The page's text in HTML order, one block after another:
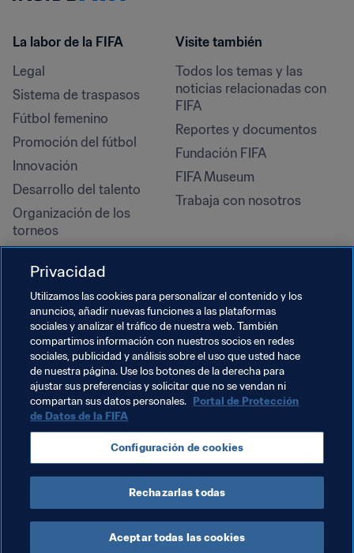
La labor de la FIFA
Legal
Sistema de traspasos
Fútbol femenino
Promoción del fútbol
Innovación
Desarrollo del talento
Organización de los
torneos
Derechos humanos y lucha
contra la discriminación
Salud y atención médica
Iniciativas educativas
Visite también
Todos los temas y las
noticias relacionadas con
FIFA
Reportes y documentos
Fundación FIFA
FIFA Museum
Trabaja con nosotros
TÉRMINOS DE SERVICIO
PORTAL DE PROTECCIÓN DE DATOS DE LA FIFA
DESCÁRGALO
CONFIGURACIÓN DE COOKIES
Copyright © 1994 - 2025 FIFA. Reservados todos los derechos.
Privacidad
Utilizamos las cookies para personalizar el contenido y los
anuncios, añadir nuevas funciones a las plataformas
sociales y analizar el tráfico de nuestra web. También
compartimos información con nuestros socios en redes
sociales, publicidad y análisis sobre el uso que usted hace
de nuestra página. Use los botones de la derecha para
ajustar sus preferencias y solicitar que no se vendan ni
compartan sus datos personales. Portal de Protección
de Datos de la FIFA
Configuración de cookies
Rechazarlas todas
Aceptar todas las cookies